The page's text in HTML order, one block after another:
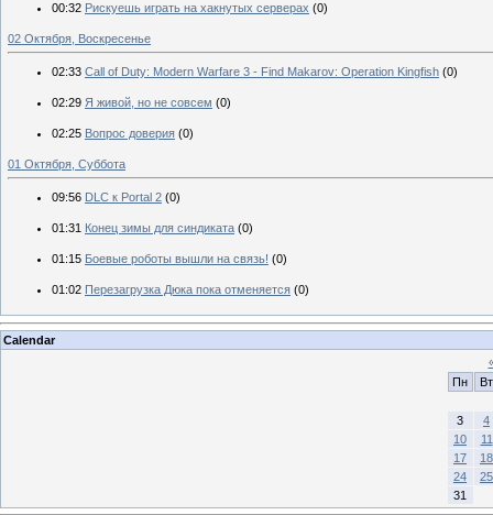
00:32 Рискуешь играть на хакнутых серверах (0)
02 Октября, Воскресенье
02:33 Call of Duty: Modern Warfare 3 - Find Makarov: Operation Kingfish (0)
02:29 Я живой, но не совсем (0)
02:25 Вопрос доверия (0)
01 Октября, Суббота
09:56 DLC к Portal 2 (0)
01:31 Конец зимы для синдиката (0)
01:15 Боевые роботы вышли на связь! (0)
01:02 Перезагрузка Дюка пока отменяется (0)
Calendar
Пн
Вт
3
4
10
11
17
18
24
25
31